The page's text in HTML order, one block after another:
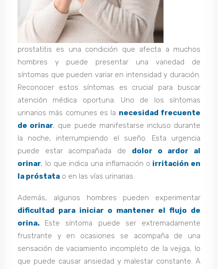
prostatitis es una condición que afecta a muchos
hombres y puede presentar una variedad de
síntomas que pueden variar en intensidad y duración.
Reconocer estos síntomas es crucial para buscar
atención médica oportuna. Uno de los síntomas
urinarios más comunes es la necesidad frecuente
de orinar, que puede manifestarse incluso durante
la noche, interrumpiendo el sueño. Esta urgencia
puede estar acompañada de dolor o ardor al
orinar, lo que indica una inflamación o irritación en
la próstata o en las vías urinarias.
Además, algunos hombres pueden experimentar
dificultad para iniciar o mantener el flujo de
orina. Este síntoma puede ser extremadamente
frustrante y en ocasiones se acompaña de una
sensación de vaciamiento incompleto de la vejiga, lo
que puede causar ansiedad y malestar constante. A